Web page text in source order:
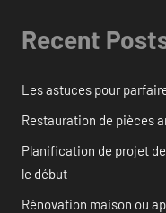
Recent
Les astuces pour
Restauration de pièces
Planification de projet
le début
Rénovation maison ou